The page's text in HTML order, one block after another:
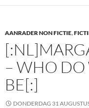
AANRADER NON FICTIE,
– WHO DO
BE[:]
DONDERDAG 31